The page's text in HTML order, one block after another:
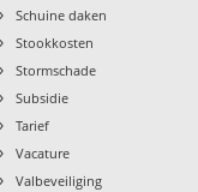
› Schuine daken
› Stookkosten
› Stormschade
› Subsidie
› Tarief
› Vacature
› Valbeveiliging